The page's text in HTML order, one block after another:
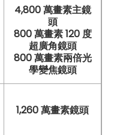
4,800 萬畫素主鏡
頭
800 萬畫素 120 度
超廣角鏡頭
800 萬畫素兩倍光
學變焦鏡頭
1,260 萬畫素鏡頭